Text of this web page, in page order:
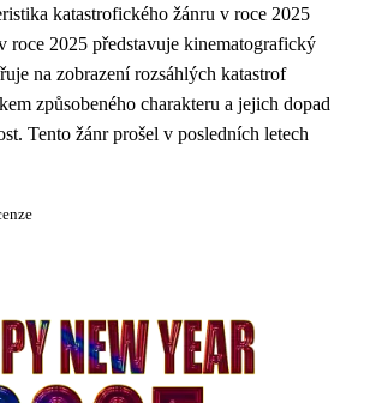
katastrofického žánru v roce 2025
2025 představuje kinematografický
na zobrazení rozsáhlých katastrof
způsobeného charakteru a jejich dopad
Tento žánr prošel v posledních letech